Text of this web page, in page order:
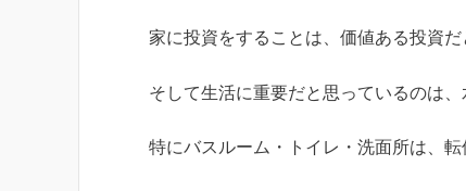
家に投資をすることは、価値ある投資だ
そして生活に重要だと思っているのは、
特にバスルーム・トイレ・洗面所は、転